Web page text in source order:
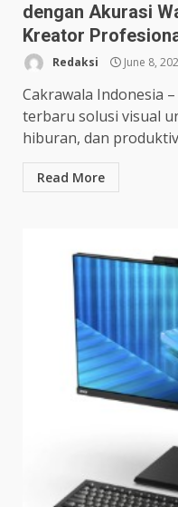
dengan Akurasi
Kreator
Redaksi June 8,
Cakrawala Indonesia
terbaru solusi visual
hiburan, dan
Read More